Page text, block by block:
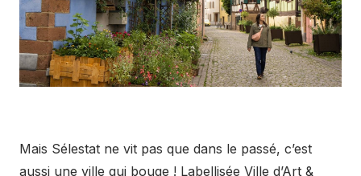
Mais Sélestat ne vit pas que dans le passé, c’est
aussi une ville qui bouge ! Labellisée Ville d’Art &